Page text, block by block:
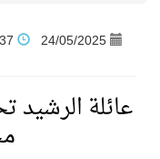
24/05/2025
عائلة الرشيد